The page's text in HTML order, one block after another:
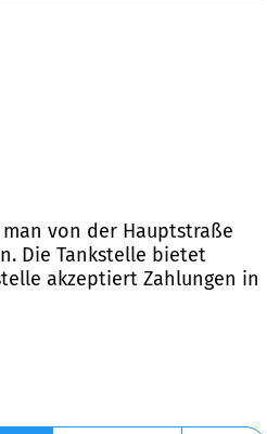
von der Hauptstraße
Die Tankstelle bietet
akzeptiert Zahlungen in